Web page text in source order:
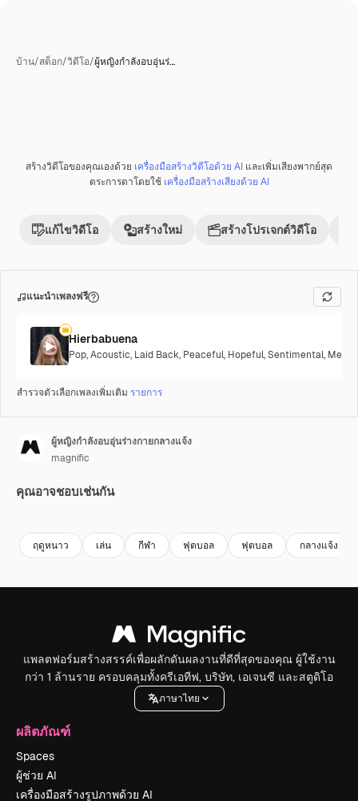
บ้าน/สต็อก/วิดีโอ/ผู้หญิงกำลังอบอุ่นร่…
สร้างวิดีโอของคุณเองด้วย เครื่องมือสร้างวิดีโอด้วย AI และเพิ่มเสียงพากย์สุด
ตระการตาโดยใช้ เครื่องมือสร้างเสียงด้วย AI
แก้ไขวิดีโอ สร้างใหม่ สร้างโปรเจกต์วิดีโอ
แนะนำเพลงฟรี
Hierbabuena
Pop,Acoustic, Laid Back, Peaceful, Hopeful,Sentimental,
สำรวจตัวเลือกเพลงเพิ่มเติม รายการ
ผู้หญิงกำลังอบอุ่นร่างกายกลางแจ้ง
magnific
คุณอาจชอบเช่นกัน
ฤดูหนาว เล่น กีฬา ฟุตบอล ฟุตบอล กลางแจ้ง
แพลตฟอร์มสร้างสรรค์เพื่อผลักดันผลงานที่ดีที่สุดของคุณ ผู้ใช้งาน
กว่า 1 ล้านราย ครอบคลุมทั้งครีเอทีฟ, บริษัท, เอเจนซี และสตูดิโอ
ภาษาไทย
ผลิตภัณฑ์
Spaces
ผู้ช่วย AI
เครื่องมือสร้างรูปภาพด้วย AI